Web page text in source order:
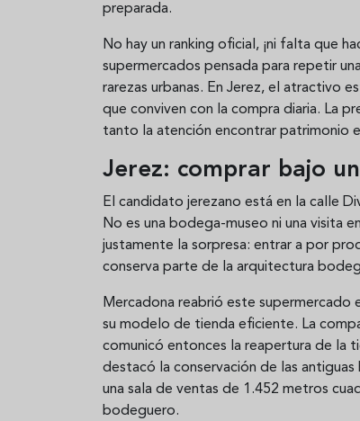
preparada.
No hay un ranking oficial, ¡ni falta que
supermercados pensada para repetir
rarezas urbanas. En Jerez, el atractivo
que conviven con la compra diaria. La
tanto la atención encontrar patrimonio
Jerez: comprar bajo
El candidato jerezano está en la calle
No es una bodega-museo ni una visita
justamente la sorpresa: entrar a por
conserva parte de la arquitectura
Mercadona reabrió este
su modelo de tienda eficiente. La
comunicó entonces la reapertura de la
destacó la conservación de las
una sala de ventas de 1.452 metros
bodeguero.